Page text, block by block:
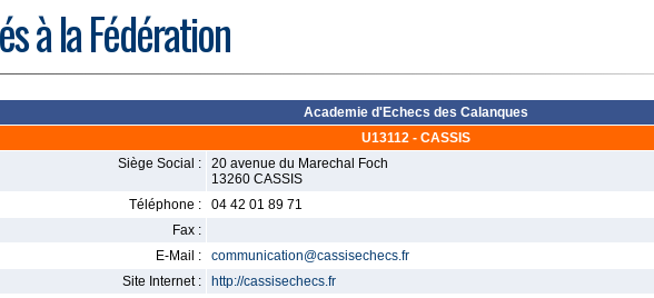
à la Fédération
Academie d'Echecs des Calanques
U13112 - CASSIS
Siège Social :
20 avenue du Marechal Foch
13260 CASSIS
Téléphone :
04 42 01 89 71
Fax :
E-Mail :
communication@cassisechecs.fr
Site Internet :
http://cassisechecs.fr